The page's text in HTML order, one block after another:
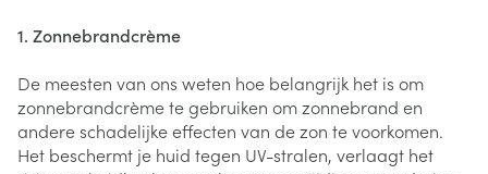
1. Zonnebrandcrème
De meesten van ons weten hoe belangrijk het is om
zonnebrandcrème te gebruiken om zonnebrand en
andere schadelijke effecten van de zon te voorkomen.
Het beschermt je huid tegen UV-stralen, verlaagt het